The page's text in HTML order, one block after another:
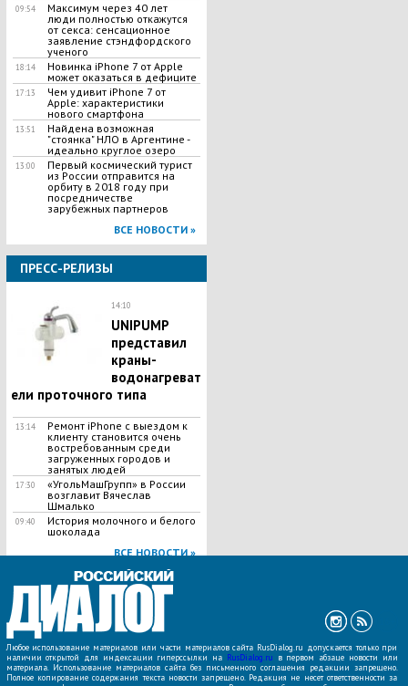
09:54
Максимум через 40 лет
люди полностью откажутся
от секса: сенсационное
заявление стэндфордского
ученого
18:14
Новинка iPhone 7 от Apple
может оказаться в дефиците
17:13
Чем удивит iPhone 7 от
Apple: характеристики
нового смартфона
13:51
Найдена возможная
"стоянка" НЛО в Аргентине -
идеально круглое озеро
13:00
Первый космический турист
из России отправится на
орбиту в 2018 году при
посредничестве
зарубежных партнеров
ВСЕ НОВОСТИ »
ПРЕСС-РЕЛИЗЫ
14:10
UNIPUMP
представил
краны-
водонагреват
ели проточного типа
13:14
Ремонт iPhone с выездом к
клиенту становится очень
востребованным среди
загруженных городов и
занятых людей
17:30
«УгольМашГрупп» в России
возглавит Вячеслав
Шмалько
09:40
История молочного и белого
шоколада
ВСЕ НОВОСТИ »
Любое использование материалов или части материалов сайта RusDialog.ru допускается только при
наличии открытой для индексации гиперссылки на RusDialog.ru в первом абзаце новости или
материала. Использование материалов сайта без письменного соглашения редакции запрещено.
Полное копирование содержания текста новости запрещено. Редакция не несет ответственности за